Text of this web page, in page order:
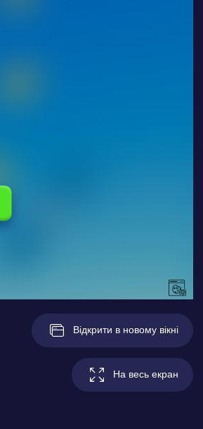
Відкрити в новому вікні
На весь екран